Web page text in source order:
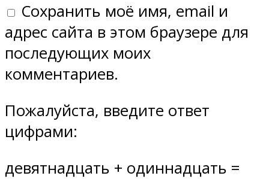
Сохранить моё имя, email и
адрес сайта в этом браузере для
последующих моих
комментариев.
Пожалуйста, введите ответ
цифрами:
девятнадцать + одиннадцать =